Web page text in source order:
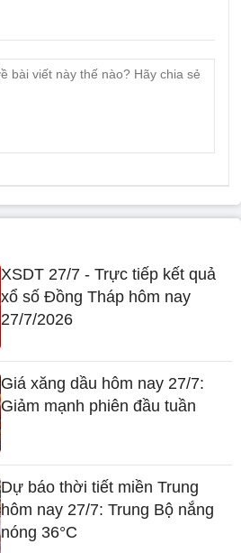
XSDT 27/7 - Trực tiếp kết quả
xổ số Đồng Tháp hôm nay
27/7/2026
Giá xăng dầu hôm nay 27/7:
Giảm mạnh phiên đầu tuần
Dự báo thời tiết miền Trung
hôm nay 27/7: Trung Bộ nắng
nóng 36°C